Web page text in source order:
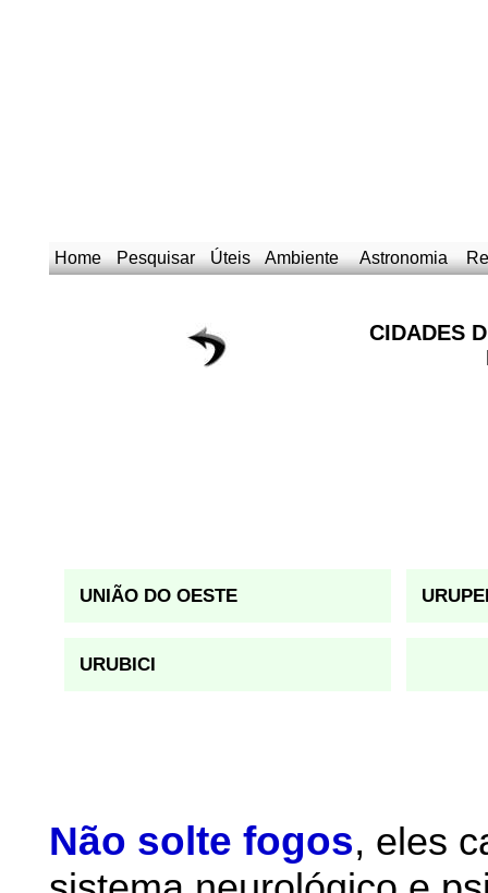
Home Pesquisar Úteis Ambiente Astronomia
CIDADES
UNIÃO DO OESTE
URUBICI
Não solte fogos, eles